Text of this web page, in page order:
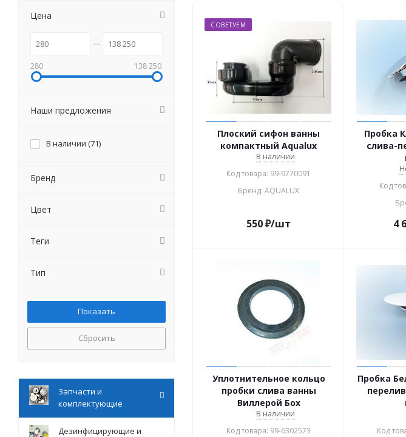
СОВЕТУЕМ
Плоский сифон ванны
компактный Aqualux
В наличии
Код товара: 99-9770091
Бренд: AQUALUX
550₽/шт
Пробка
слива-
Код
4
Уплотнительное кольцо
пробки слива ванны
Виллерой Бох
В наличии
Код товара: 99-6302573
Пробка
Код
Цена
280 138 250
Наши предложения
В наличии (71)
Бренд
Цвет
Теги
Тип
Сбросить
Запчасти и
комплектующие
Дезинфицирующие и